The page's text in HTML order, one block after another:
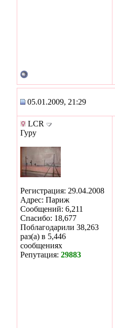
05.01.2009, 21:29
LCR
Гуру
Регистрация: 29.04.2008
Адрес: Париж
Сообщений: 6,211
Спасибо: 18,677
Поблагодарили 38,263
раз(а) в 5,446
сообщениях
Репутация: 29883